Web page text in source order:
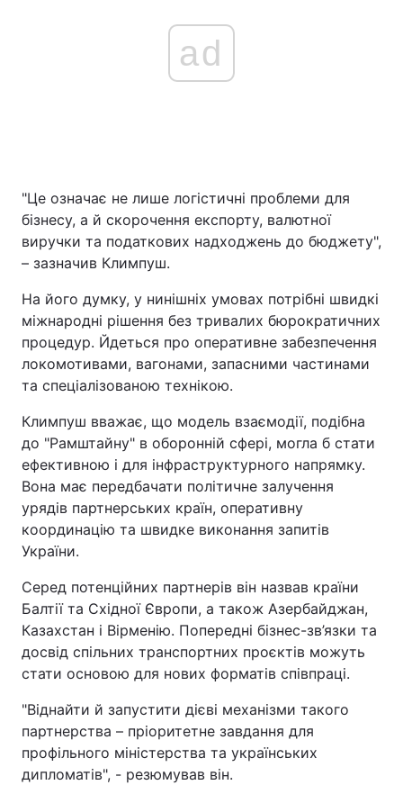
ad
"Це означає не лише логістичні проблеми для
бізнесу, а й скорочення експорту, валютної
виручки та податкових надходжень до бюджету",
– зазначив Климпуш.
На його думку, у нинішніх умовах потрібні швидкі
міжнародні рішення без тривалих бюрократичних
процедур. Йдеться про оперативне забезпечення
локомотивами, вагонами, запасними частинами
та спеціалізованою технікою.
Климпуш вважає, що модель взаємодії, подібна
до "Рамштайну" в оборонній сфері, могла б стати
ефективною і для інфраструктурного напрямку.
Вона має передбачати політичне залучення
урядів партнерських країн, оперативну
координацію та швидке виконання запитів
України.
Серед потенційних партнерів він назвав країни
Балтії та Східної Європи, а також Азербайджан,
Казахстан і Вірменію. Попередні бізнес-зв’язки та
досвід спільних транспортних проєктів можуть
стати основою для нових форматів співпраці.
"Віднайти й запустити дієві механізми такого
партнерства – пріоритетне завдання для
профільного міністерства та українських
дипломатів", - резюмував він.